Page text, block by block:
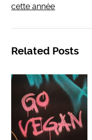
cette année
Related Posts